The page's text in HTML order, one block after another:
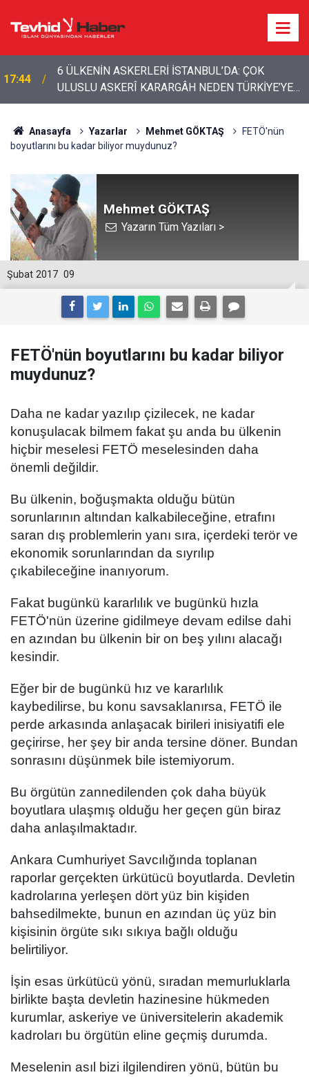
15:01 İran’dan bölgeye çağrı: Yabancı güçler çıkarılmalı
Anasayfa Yazarlar Mehmet GÖKTAŞ
FETÖ'nün
boyutlarını bu kadar biliyor muydunuz?
Mehmet GÖKTAŞ
Yazarın Tüm Yazıları >
09
Şubat 2017
FETÖ'nün boyutlarını bu kadar biliyor
muydunuz?
Daha ne kadar yazılıp çizilecek, ne kadar
konuşulacak bilmem fakat şu anda bu ülkenin
hiçbir meselesi FETÖ meselesinden daha
önemli değildir.
Bu ülkenin, boğuşmakta olduğu bütün
sorunlarının altından kalkabileceğine, etrafını
saran dış problemlerin yanı sıra, içerdeki terör ve
ekonomik sorunlarından da sıyrılıp
çıkabileceğine inanıyorum.
Fakat bugünkü kararlılık ve bugünkü hızla
FETÖ'nün üzerine gidilmeye devam edilse dahi
en azından bu ülkenin bir on beş yılını alacağı
kesindir.
Eğer bir de bugünkü hız ve kararlılık
kaybedilirse, bu konu savsaklanırsa, FETÖ ile
perde arkasında anlaşacak birileri inisiyatifi ele
geçirirse, her şey bir anda tersine döner. Bundan
sonrasını düşünmek bile istemiyorum.
Bu örgütün zannedilenden çok daha büyük
boyutlara ulaşmış olduğu her geçen gün biraz
daha anlaşılmaktadır.
Ankara Cumhuriyet Savcılığında toplanan
raporlar gerçekten ürkütücü boyutlarda. Devletin
kadrolarına yerleşen dört yüz bin kişiden
bahsedilmekte, bunun en azından üç yüz bin
kişisinin örgüte sıkı sıkıya bağlı olduğu
belirtiliyor.
İşin esas ürkütücü yönü, sıradan memurluklarla
birlikte başta devletin hazinesine hükmeden
kurumlar, askeriye ve üniversitelerin akademik
kadroları bu örgütün eline geçmiş durumda.
Meselenin asıl bizi ilgilendiren yönü, bütün bu